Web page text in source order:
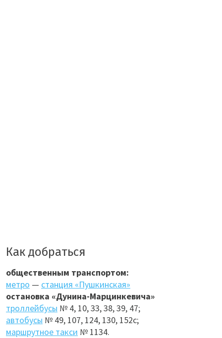
Как добраться
общественным транспортом:
метро — станция «Пушкинская»
остановка «Дунина-Марцинкевича»
троллейбусы № 4, 10, 33, 38, 39, 47;
автобусы № 49, 107, 124, 130, 152с;
маршрутное такси № 1134.